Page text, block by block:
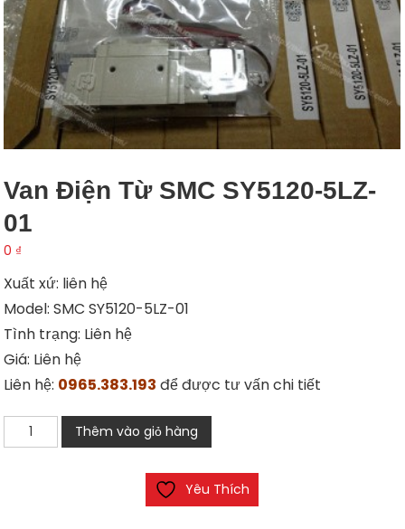
Van Điện Từ SMC SY5120-5LZ-
01
0 ₫
Xuất xứ: liên hệ
Model: SMC SY5120-5LZ-01
Tình trạng: Liên hệ
Giá: Liên hệ
Liên hệ: 0965.383.193 để được tư vấn chi tiết
điện
Thêm vào giỏ hàng
Yêu Thích